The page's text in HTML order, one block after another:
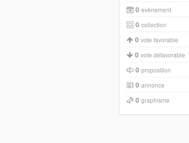
0 evènement
0 collection
0 vote favorable
0 vote défavorable
0 proposition
0 annonce
0 graphisme